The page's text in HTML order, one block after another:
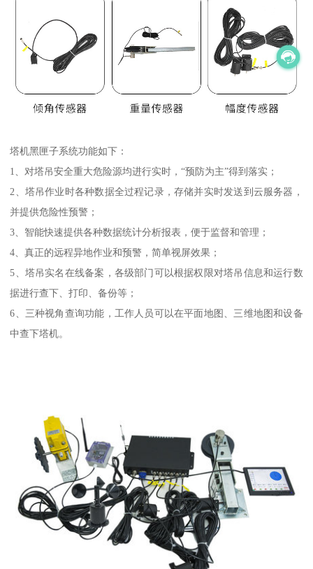
塔机黑匣子系统功能如下：
1、对塔吊安全重大危险源均进行实时，“预防为主”得到落实；
2、塔吊作业时各种数据全过程记录，存储并实时发送到云服务器，
并提供危险性预警；
3、智能快速提供各种数据统计分析报表，便于监督和管理；
4、真正的远程异地作业和预警，简单视屏效果；
5、塔吊实名在线备案，各级部门可以根据权限对塔吊信息和运行数
据进行查下、打印、备份等；
6、三种视角查询功能，工作人员可以在平面地图、三维地图和设备
中查下塔机。